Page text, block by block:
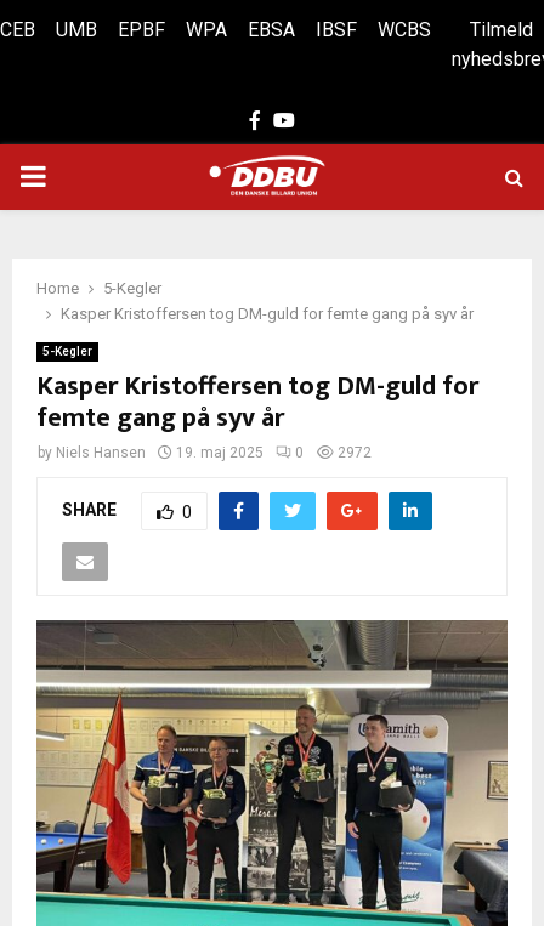
CEB UMB EPBF WPA EBSA IBSF WCBS
Tilmeld
Facebook
Youtube
PRIMARY
Home
5-Kegler
Kasper Kristoffersen tog DM-guld for femte gang på syv år
5-Kegler
Kasper Kristoffersen tog DM-guld for
femte gang på syv år
by Niels Hansen 19. maj 2025 0 2972
SHARE 0